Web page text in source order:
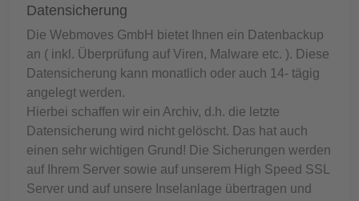
Datensicherung
Die Webmoves GmbH bietet Ihnen ein Datenbackup
an ( inkl. Überprüfung auf Viren, Malware etc. ). Diese
Datensicherung kann monatlich oder auch 14- tägig
angelegt werden.
Hierbei schaffen wir ein Archiv, d.h. die letzte
Datensicherung wird nicht gelöscht. Das hat auch
einen sehr wichtigen Grund! Die Sicherungen werden
auf Ihrem Server sowie auf unserem High Speed SSL
Server und auf unsere Inselanlage übertragen und